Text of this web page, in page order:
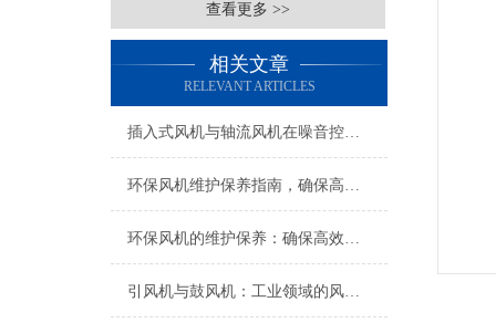
查看更多 >>
相关文章
RELEVANT ARTICLES
插入式风机与轴流风机在噪音控制上有何差异？
环保风机维护保养指南，确保高效稳定运行
环保风机的维护保养：确保高效运行的关键
引风机与鼓风机：工业领域的风动双子星